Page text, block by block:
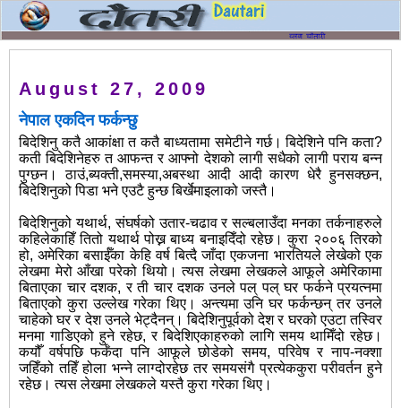
August 27, 2009
नेपाल एकदिन फर्कन्छु
बिदेशिनु कतै आकांक्षा त कतै बाध्यतामा समेटीने गर्छ। बिदेशिने पनि कता?
कती बिदेशिनेहरु त आफन्त र आफ्नो देशको लागी सधैको लागी पराय बन्न
पुग्छन। ठाउं,ब्यक्ती,समस्या,अबस्था आदी आदी कारण धेरै हुनसक्छन,
बिदेशिनुको पिडा भने एउटै हुन्छ बिर्खेमाइलाको जस्तै।
बिदेशिनुको यथार्थ, संघर्षको उतार-चढाव र सल्बलाउँदा मनका तर्कनाहरुले
कहिलेकाहिँ तितो यथार्थ पोख्न बाध्य बनाइदिँदो रहेछ। कुरा २००६ तिरको
हो, अमेरिका बसाईँका केहि वर्ष बित्दै जाँदा एकजना भारतियले लेखेको एक
लेखमा मेरो आँखा परेको थियो। त्यस लेखमा लेखकले आफूले अमेरिकामा
बिताएका चार दशक, र ती चार दशक उनले पल् पल् घर फर्कने प्रयत्नमा
बिताएको कुरा उल्लेख गरेका थिए। अन्त्यमा उनि घर फर्कन्छन् तर उनले
चाहेको घर र देश उनले भेट्दैनन्। बिदेशिनुपूर्वको देश र घरको एउटा तस्विर
मनमा गाडिएको हुने रहेछ, र बिदेशिएकाहरुको लागि समय थामिँदो रहेछ।
कयौँ वर्षपछि फर्कँदा पनि आफूले छोडेको समय, परिवेष र नाप-नक्शा
जहिँको तहिँ होला भन्ने लाग्दोरहेछ तर समयसंगै प्रत्येककुरा परीवर्तन हुने
रहेछ। त्यस लेखमा लेखकले यस्तै कुरा गरेका थिए।